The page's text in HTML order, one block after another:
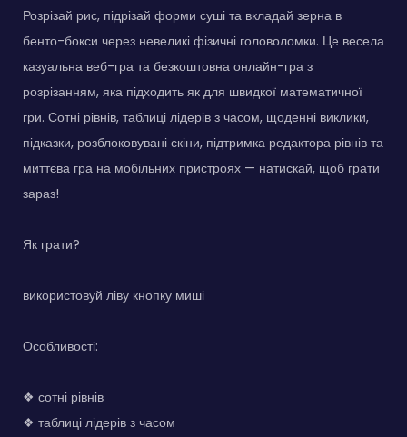
Розрізай рис, підрізай форми суші та вкладай зерна в
бенто-бокси через невеликі фізичні головоломки. Це весела
казуальна веб-гра та безкоштовна онлайн-гра з
розрізанням, яка підходить як для швидкої математичної
гри. Сотні рівнів, таблиці лідерів з часом, щоденні виклики,
підказки, розблоковувані скіни, підтримка редактора рівнів та
миттєва гра на мобільних пристроях — натискай, щоб грати
зараз!
Як грати?
використовуй ліву кнопку миші
Особливості:
❖ сотні рівнів
❖ таблиці лідерів з часом